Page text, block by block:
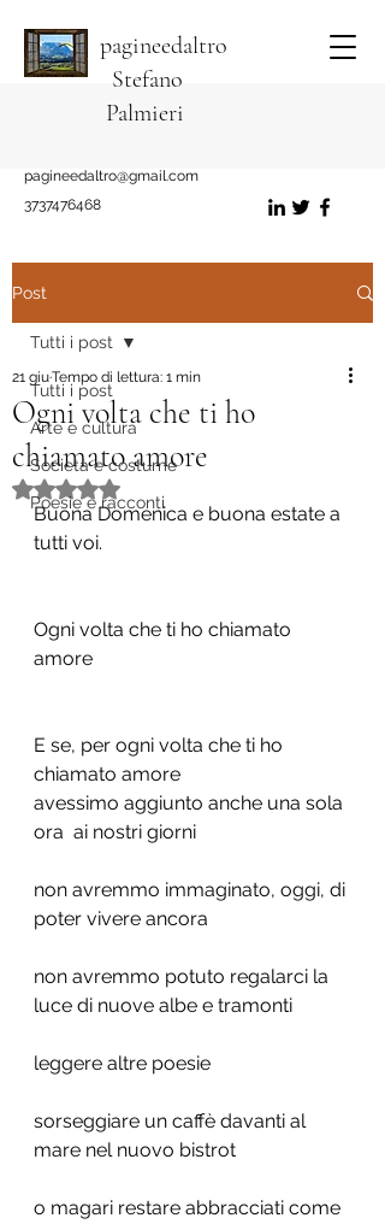
pagineedaltro
Stefano
Palmieri
pagineedaltro@gmail.com
3737476468
Post
Tutti i post
Arte e cultura
Società e costume
Poesie e racconti
Tutti i post
Ogni volta che ti ho
chiamato amore
21 giuTempo di lettura: 1 min
Valutazione NaN stelle su 5.
Buona Domenica e buona estate a
tutti voi.
Ogni volta che ti ho chiamato
amore
E se, per ogni volta che ti ho
chiamato amore
avessimo aggiunto anche una sola
ora  ai nostri giorni
non avremmo immaginato, oggi, di
poter vivere ancora
non avremmo potuto regalarci la
luce di nuove albe e tramonti
leggere altre poesie
sorseggiare un caffè davanti al
mare nel nuovo bistrot
o magari restare abbracciati come